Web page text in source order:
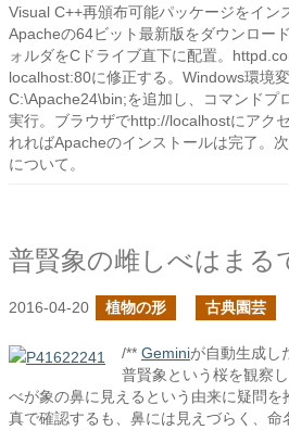
Visual C++再頒布可能パッケージをイン
Apacheの64ビット最新版をダウンロー
ォルダをCドライブ直下に配置。
localhost:80に修正する。Windows環境
C:\Apache24\bin;を追加し、コマンドプ
実行。ブラウザでhttp://localhostにアク
れればApacheのインストールは完了。
について。
普賢象の雌しべはまる
2016-04-20 植物の形 古典園芸
/** Geminiが自動生成し
普賢象という桜を観察
べが象の鼻に見えるという由来に疑問を
真で確認するも、鼻には見えづらく、命